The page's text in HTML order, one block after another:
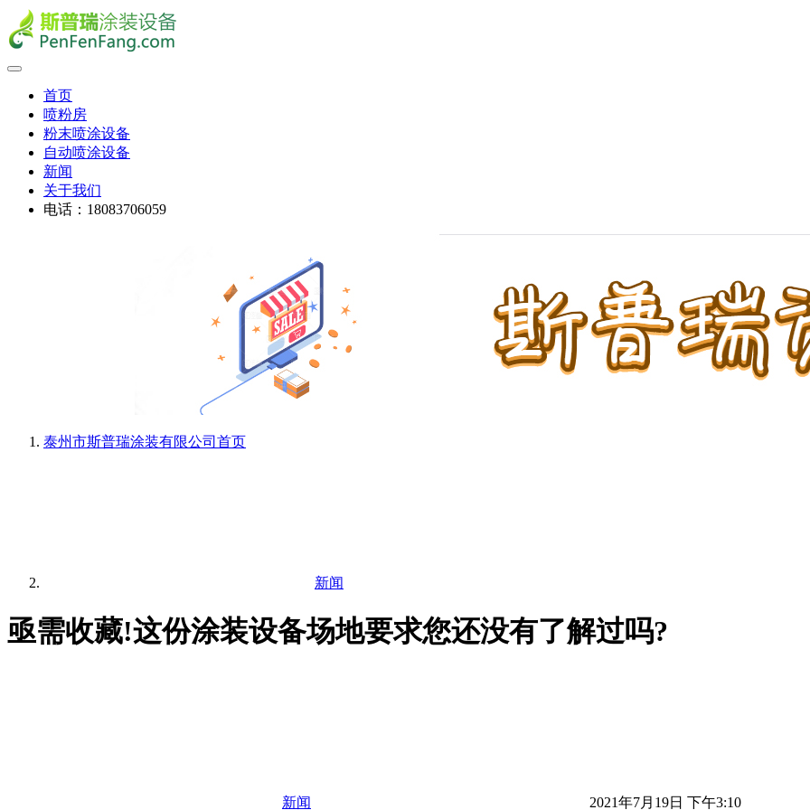
首页
喷粉房
粉末喷涂设备
自动喷涂设备
新闻
关于我们
电话：18083706059
泰州市斯普瑞涂装有限公司 首页
新闻
亟需收藏!这份涂装设备场地要求您还没有了解过吗?
新闻 2021年7月19日 下午3:10